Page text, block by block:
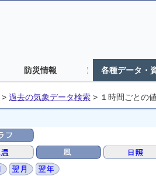
防災情報 各種データ・
> 過去の気象データ検索 > １時間ごとの